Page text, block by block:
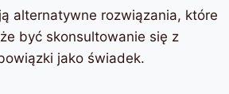
alternatywne rozwiązania, które
być skonsultowanie się z
jako świadek.